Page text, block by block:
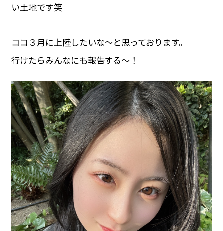
い土地です笑
ココ３月に上陸したいな〜と思っております。
行けたらみんなにも報告する〜！